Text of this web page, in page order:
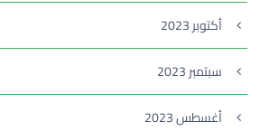
أكتوبر 2023
سبتمبر 2023
أغسطس 2023